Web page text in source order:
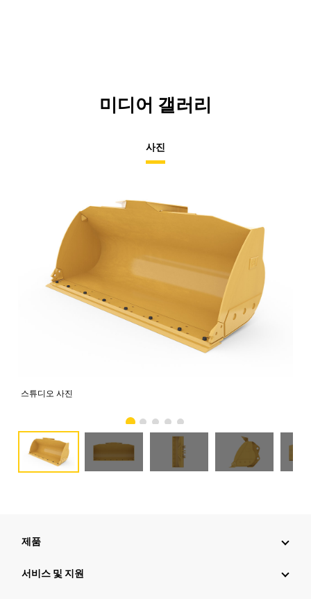
미디어 갤러리
사진
스튜디오 사진
제품
서비스 및 지원